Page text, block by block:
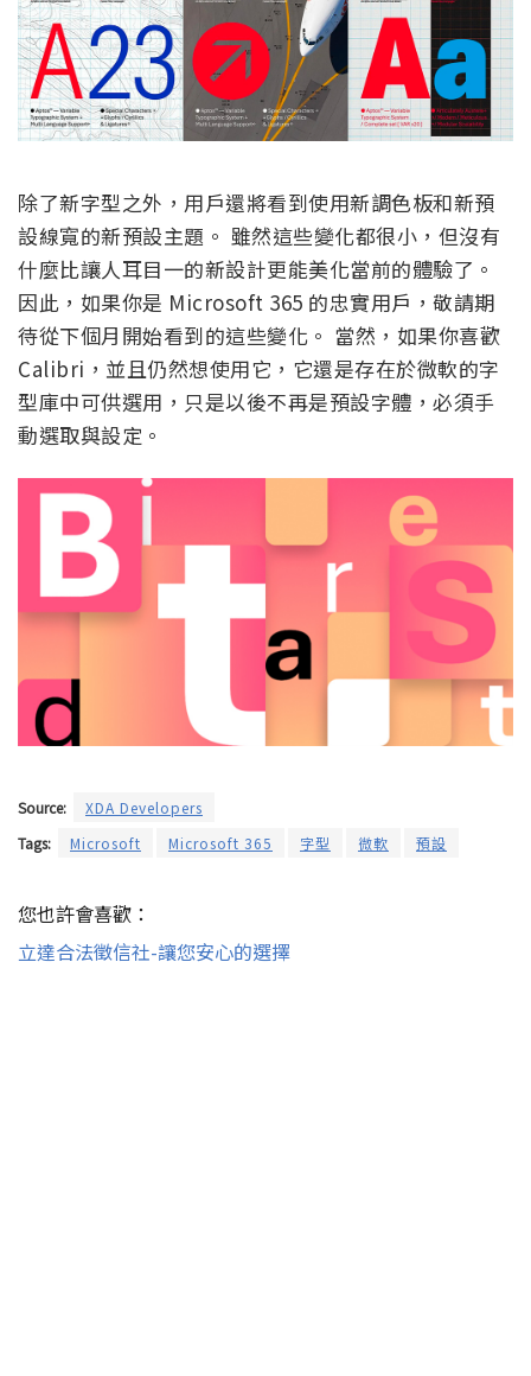
除了新字型之外，用戶還將看到使用新調色板和新預
設線寬的新預設主題。 雖然這些變化都很小，但沒有
什麼比讓人耳目一的新設計更能美化當前的體驗了。
因此，如果你是 Microsoft 365 的忠實用戶，敬請期
待從下個月開始看到的這些變化。 當然，如果你喜歡
Calibri，並且仍然想使用它，它還是存在於微軟的字
型庫中可供選用，只是以後不再是預設字體，必須手
動選取與設定。
Source:
XDA Developers
Tags:
Microsoft Microsoft 365 字型 微軟 預設
您也許會喜歡：
立達合法徵信社-讓您安心的選擇